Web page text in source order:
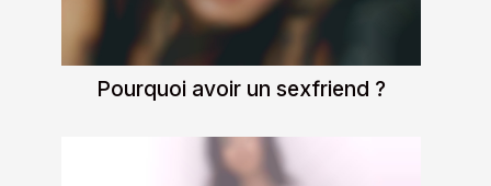
Pourquoi avoir un sexfriend ?